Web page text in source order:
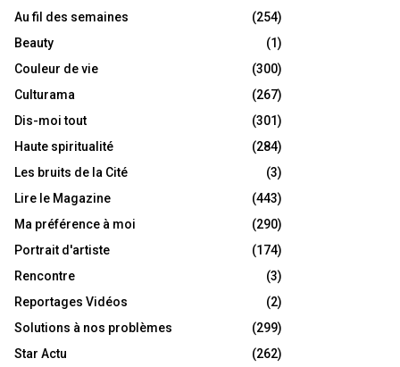
Au fil des semaines
(254)
Beauty
(1)
Couleur de vie
(300)
Culturama
(267)
Dis-moi tout
(301)
Haute spiritualité
(284)
Les bruits de la Cité
(3)
Lire le Magazine
(443)
Ma préférence à moi
(290)
Portrait d'artiste
(174)
Rencontre
(3)
Reportages Vidéos
(2)
Solutions à nos problèmes
(299)
Star Actu
(262)